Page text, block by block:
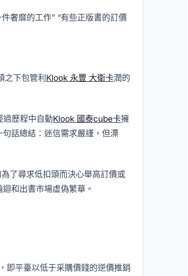
奢靡的工作” “有些正版書的訂價
之下包管利 Klook 永豐 大衛卡潤的
過歷程中自動Klook 國泰cube卡擁
話總結：迷信需求嚴謹，但漂
了尋求低扣頭而決心舉高訂價或
和出書市場虛偽繁華。
即平臺以低于采購價錢的逆價推銷